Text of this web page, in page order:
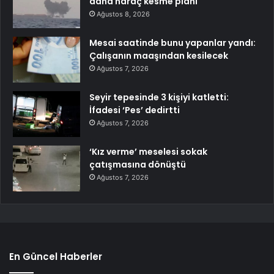
Ağustos 8, 2026
Mesai saatinde bunu yapanlar yandı:
Çalışanın maaşından kesilecek
Ağustos 7, 2026
Seyir tepesinde 3 kişiyi katletti:
İfadesi ‘Pes’ dedirtti
Ağustos 7, 2026
‘Kız verme’ meselesi sokak
çatışmasına dönüştü
Ağustos 7, 2026
En Güncel Haberler